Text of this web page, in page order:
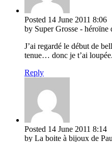
Posted 14 June 2011 8:06
by Super Grosse - héroïne
J’ai regardé le début de
tenue… donc je t’ai loupée.
Reply
Posted 14 June 2011 8:14
by La boite à bijoux de